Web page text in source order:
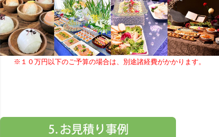
※１０万円以下のご予算の場合は、別途諸経費がかかります。